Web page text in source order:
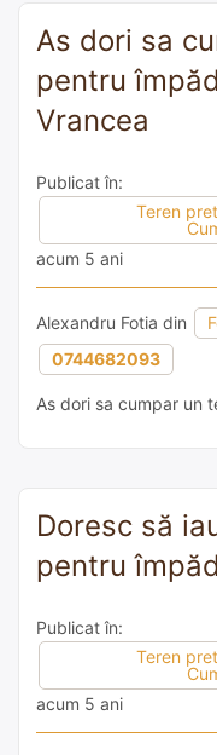
As dori sa
pentru
Vrancea
Publicat în:
Teren
acum 5 ani
Alexandru Fotia din
0744682093
As dori sa cumpar un
Doresc să
pentru
Publicat în:
Teren
acum 5 ani